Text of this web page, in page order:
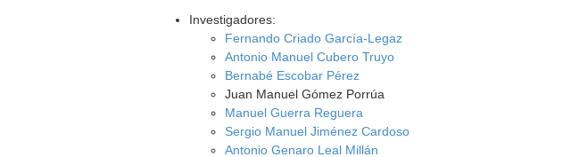
Investigadores:
Fernando Criado García-Legaz
Antonio Manuel Cubero Truyo
Bernabé Escobar Pérez
Juan Manuel Gómez Porrúa
Manuel Guerra Reguera
Sergio Manuel Jiménez Cardoso
Antonio Genaro Leal Millán